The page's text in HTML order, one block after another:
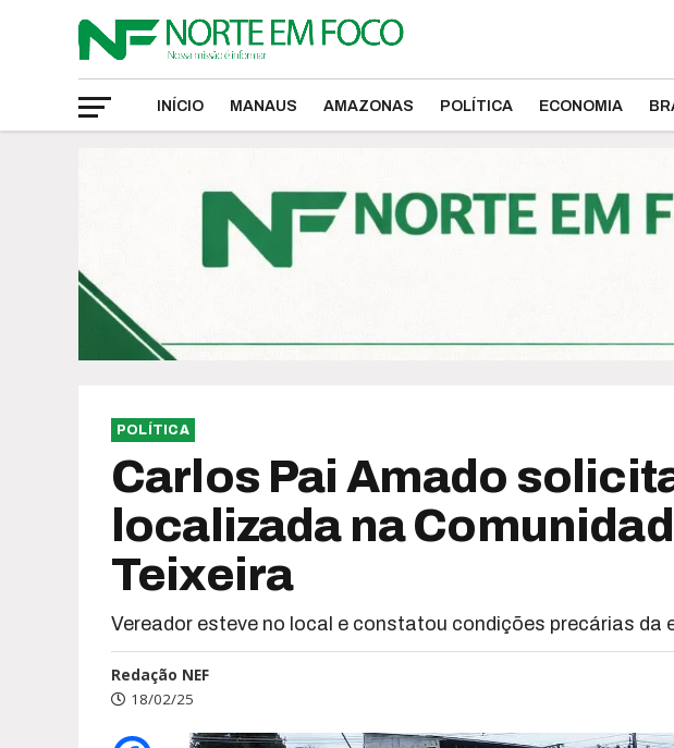
INÍCIO MANAUS AMAZONAS POLÍTICA ECONOMIA
POLÍTICA
Carlos Pai Amado
localizada na
Teixeira
Vereador esteve no local e constatou condições precárias
Redação NEF
18/02/25